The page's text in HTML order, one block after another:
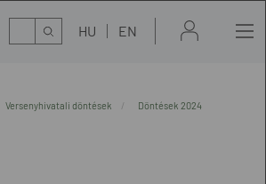
Kereső HU EN
Versenyhivatali döntések
Döntések 2024